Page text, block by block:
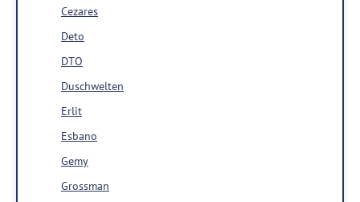
Cezares
Deto
DTO
Duschwelten
Erlit
Esbano
Gemy
Grossman